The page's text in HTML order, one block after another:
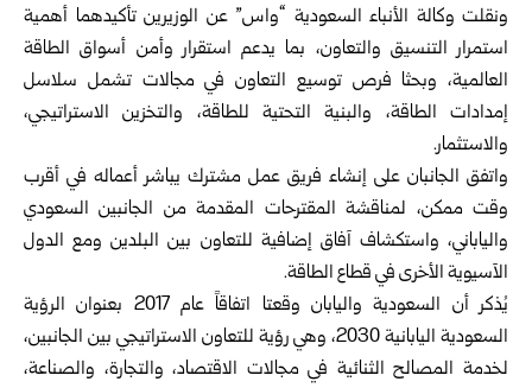
ونقلت وكالة الأنباء السعودية “واس” عن الوزيرين تأكيدهما أهمية
استمرار التنسيق والتعاون، بما يدعم استقرار وأمن أسواق الطاقة
العالمية، وبحثا فرص توسيع التعاون في مجالات تشمل سلاسل
إمدادات الطاقة، والبنية التحتية للطاقة، والتخزين الاستراتيجي،
والاستثمار.
واتفق الجانبان على إنشاء فريق عمل مشترك يباشر أعماله في أقرب
وقت ممكن، لمناقشة المقترحات المقدمة من الجانبين السعودي
والياباني، واستكشاف آفاق إضافية للتعاون بين البلدين ومع الدول
الآسيوية الأخرى في قطاع الطاقة.
يُذكر أن السعودية واليابان وقعتا اتفاقاً عام 2017 بعنوان الرؤية
السعودية اليابانية 2030، وهي رؤية للتعاون الاستراتيجي بين الجانبين،
لخدمة المصالح الثنائية في مجالات الاقتصاد، والتجارة، والصناعة،